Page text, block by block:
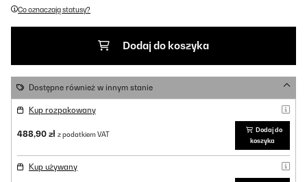
Co oznaczają statusy?
Dodaj do koszyka
Dostępne również w innym stanie
Kup rozpakowany
488,90 zł z podatkiem VAT
Dodaj do
koszyka
Kup używany